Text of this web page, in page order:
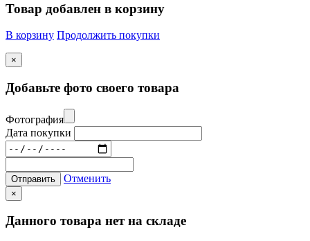
Товар добавлен в корзину
В корзину Продолжить покупки
×
Добавьте фото своего товара
Фотография
Дата покупки
Отправить Отменить
×
Данного товара нет на складе